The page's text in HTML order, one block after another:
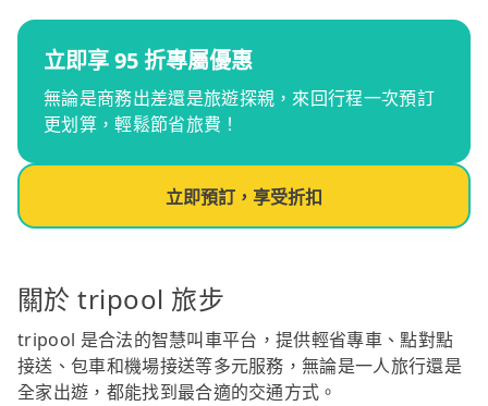
立即享 95 折專屬優惠
無論是商務出差還是旅遊探親，來回行程一次預訂
更划算，輕鬆節省旅費！
立即預訂，享受折扣
關於 tripool 旅步
tripool 是合法的智慧叫車平台，提供輕省專車、點對點
接送、包車和機場接送等多元服務，無論是一人旅行還是
全家出遊，都能找到最合適的交通方式。